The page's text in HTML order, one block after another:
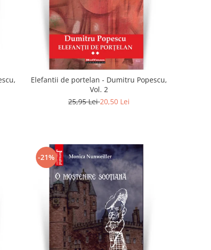
Elefantii de portelan - Dumitru Popescu,
Vol. 2
25,95 Lei20,50 Lei
-21%